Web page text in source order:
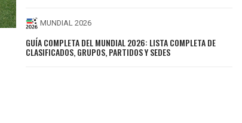
MUNDIAL 2026
GUÍA COMPLETA DEL MUNDIAL 2026: LISTA COMPLETA DE
CLASIFICADOS, GRUPOS, PARTIDOS Y SEDES